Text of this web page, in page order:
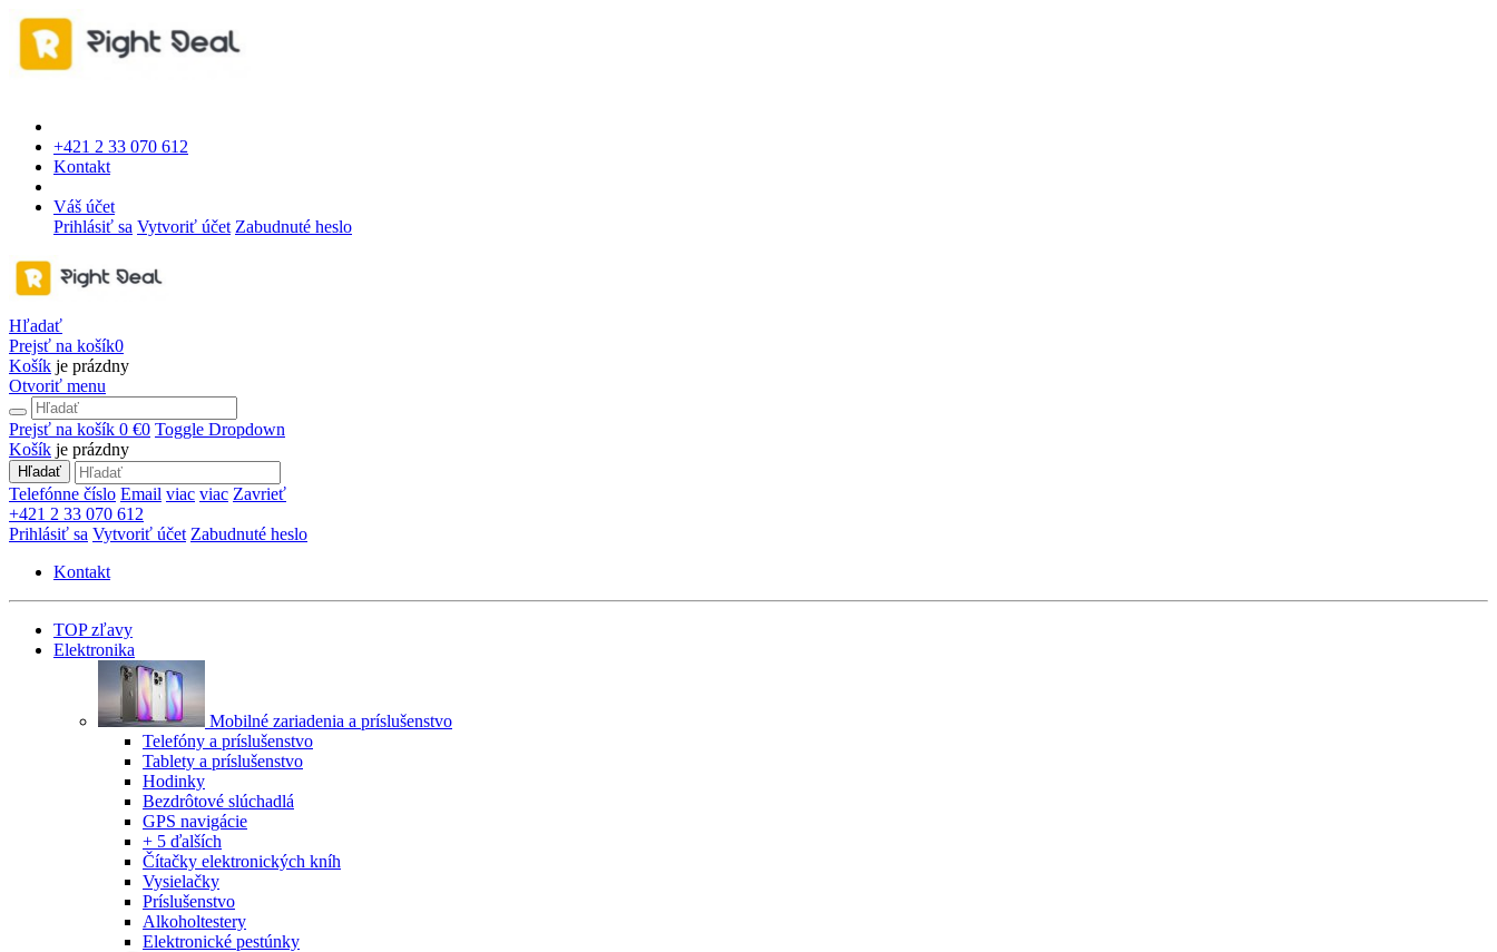
+421 2 33 070 612
Kontakt
Váš účet
Prihlásiť sa Vytvoriť účet Zabudnuté heslo
Hľadať
Prejsť na košík0
Košík je prázdny
Otvoriť menu
Prejsť na košík 0 €0 Toggle Dropdown
Košík je prázdny
Hľadať
Telefónne číslo Email viac viac Zavrieť
+421 2 33 070 612
Prihlásiť sa Vytvoriť účet Zabudnuté heslo
Kontakt
TOP zľavy
Elektronika
Mobilné zariadenia a príslušenstvo
Telefóny a príslušenstvo
Tablety a príslušenstvo
Hodinky
Bezdrôtové slúchadlá
GPS navigácie
+ 5 ďalších
Čítačky elektronických kníh
Vysielačky
Príslušenstvo
Alkoholtestery
Elektronické pestúnky